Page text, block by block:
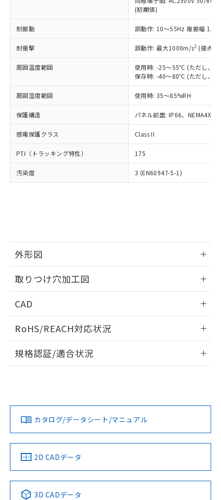
(初期値)
耐振動 誤動作: 10～55Hz 複振幅
耐衝撃 誤動作: 最大1000m/s2 (接点
周囲温度範囲
使用時: -25～55℃ (ただし、氷
保存時: -40～80℃ (ただし、氷
周囲湿度範囲 使用時: 35～85%RH
保護構造 パネル前面: IP66、NEMA4X,
感電保護クラス Class II
PTI（トラッキング特性） 175
汚染度 3 (EN60947-5-1)
外形図
取りつけ穴加工図
CAD
ドすることができます。
ログイン/会員登録
ダウンロードデータをご利用いただく前に、以下を必ずお読
みください。
ソフトウェアの使用条件
RoHS/REACH対応状況
EU RoHS 注意事項・凡例
対応済み
中国 RoHS 注意事項・凡例
規格認証/適合状況
LR型式承認
（イギリス
船舶規格）
DNV型式承認
（ノルウェー
BV型式承認
（フランス
KR型式
（韓国
No No No No
カタログ/データシート/マニュアル
2D CADデータ
3D CADデータ
正式な納期状況および標準価格はお客
様のお取引先、またはお客様担当のオ
ムロン制御機器販売店・当社販売員に
オムロン制御機器販売店や当社販売拠
販売ネットワーク
」をご確認
事前の承諾なく第三者に漏洩または開
示しないようお願いします。
マイパーツ機能（部品リスト作成サー
ビス）をご利用いただくには、I-Web
メンバーズにご登録されている必要が
あります。
お客様が当ウェブサイト上で当社にご
登録された部品リストについて、当社
および当社の共同利用者が、当社の製
(PBDE) 1000ppm以下、フタル酸ビス(2-エチルヘキシ
ル) (DEHP)(別名：DOP) 1000ppm以下、フタル酸ブチ
（DBP） 1000ppm以下、フタル酸ジイソブチル
但し、RoHS指令で産業用監視および制御機器に対する
フタル酸エステル類の４物質については閾値を超える意
図的な使用がないことを確認しています。
※2 対応予定月
部品在庫の切り替え状況などにより、予定
月が前後することがあります。
※3 非含有証明書ダウンロード
※本証明書は発行日時点で非含有を証明す
るもので、過去に遡って非含有を証明する
また、RoHS指令のフタル酸エステル類４
物質の対応では、対応完了までの期間は出
荷製品に未対応品が混在することから備考
既に当社にて対応品への在庫切替を完了
していることから、特段のことがない限
り、2022年1月12日より割愛しておりま
ニル類) : 1000ppm、 PBDEs(ポリ臭化ジフェニルエーテ
イソブチル) : 1000ppm、 BBP(フタル酸ブチルベンジ
DEHP(フタル酸ビス(2-エチルヘキシル)) : 1000ppm
「ｅ」：有害物質（10物質）のすべてが基
準値以下であることを示します。
「10」：通常の使用状況下において有害物
質が外部に漏えいし、環境に深刻な影響を
及ぼさない年数を意味します。
い合わせください。
当社は規制貨物を破棄する場合は、完
全に破砕するなど、違法に輸出されな
いよう必要な手段を講じます。
当社は貴社製品を、核兵器、ミサイ
ル、化学兵器、生物兵器またはその他
武器並びにこれらの製造装置等に一切
当社は、貴社製品を第三者に販売する
場合は、上記1、2および3の内容を当
該第三者に通知します。また当社は、
販売先および販売に係わる関係者が違
り引きをいたしません。
一定数以上の在庫あり
一定数には満たないが在庫あり
在庫なし(最新の在庫状況につ
いては、お客様のお取引先、ま
たはお客様担当のオムロン制御
機器販売店・当社販売員にご確
白
受注生産機種、また在庫状況の
情報を公開していない機種